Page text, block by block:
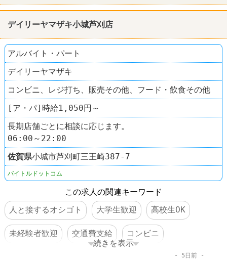
デイリーヤマザキ小城芦刈店
アルバイト・パート
デイリーヤマザキ
コンビニ、レジ打ち、販売その他、フード・飲食その他
[ア・パ]時給1,050円～
長期店舗ごとに相談に応じます。
06:00～22:00
佐賀県小城市芦刈町三王崎387-7
バイトルドットコム
この求人の関連キーワード
人と接するオシゴト
大学生歓迎 高校生OK
未経験者歓迎 交通費支給 コンビニ
続きを表示
5日前